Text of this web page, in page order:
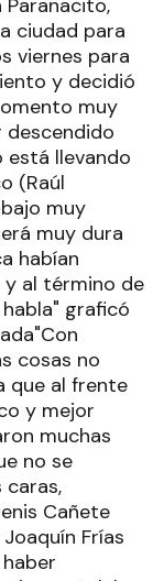
Paranacito,
ciudad para
viernes para
y decidió
muy
descendido
está llevando
(Raúl
muy
muy dura
habían
y al término de
graficó
cosas no
que al frente
y mejor
muchas
no se
caras,
Cañete
Frías